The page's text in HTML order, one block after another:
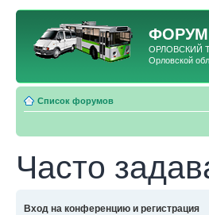
ФОРУМ
ОРЛОВСКИЙ
Орловской
Список форумов
Часто
Вход на конференцию и регистрация